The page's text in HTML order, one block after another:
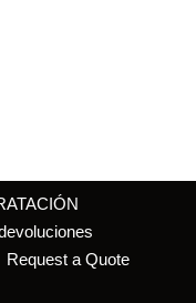
Request a Quote